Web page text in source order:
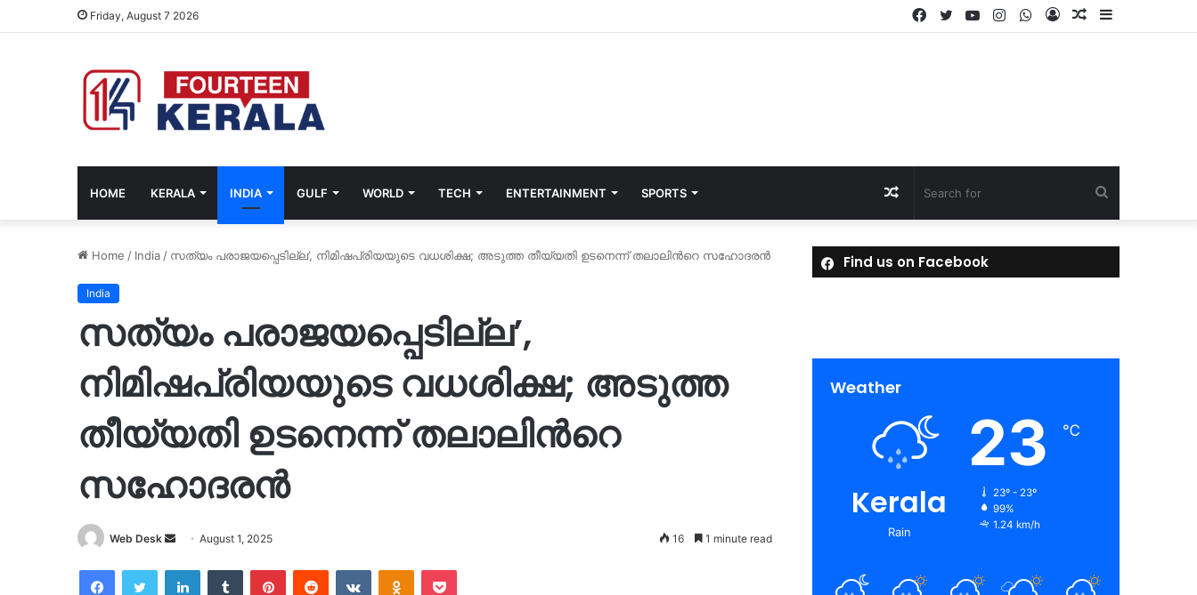
Friday, August 7 2026 Sidebar
Random
Log
WhatsApp
Instagram
YouTube
Twitter
Facebook
HOME KERALA INDIA GULF WORLD TECH ENTERTAINMENT SPORTS
for
Random
Article
Home / India / സത്യം പരാജയപ്പെടില്ല’, നിമിഷപ്രിയയുടെ വധശിക്ഷ; അടുത്ത തീയ്യതി ഉടനെന്ന് തലാലിന്‍റെ സഹോദരന്‍
India
സത്യം പരാജയപ്പെടില്ല’,
നിമിഷപ്രിയയുടെ വധശിക്ഷ; അടുത്ത
തീയ്യതി ഉടനെന്ന് തലാലിന്‍റെ
സഹോദരന്‍
Web Desk
Send
email
August 1, 2025 16 1 minute read
FacebookTwitter LinkedInTumblr PinterestReddit VKontakteOdnoklassniki
Pocket
Find us on Facebook
Weather
Kerala
Rain
23 ℃
23º - 23º
99%
1.24 km/h